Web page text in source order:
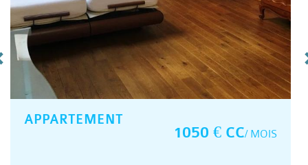
APPARTEMENT
1050 € CC/ MOIS